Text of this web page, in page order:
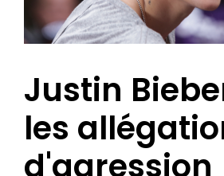
Justin
les
d'agression